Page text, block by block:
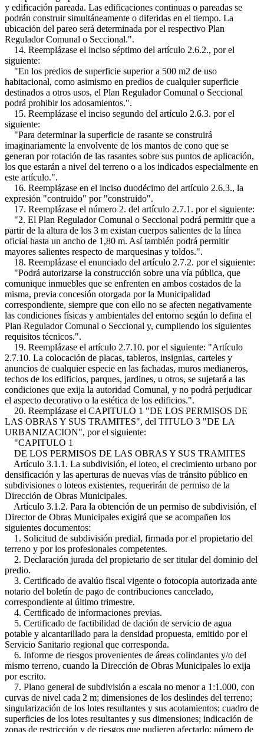
y edificación pareada. Las edificaciones continuas o pareadas se
podrán construir simultáneamente o diferidas en el tiempo. La
ubicación del pareo será determinada por el respectivo Plan
Regulador Comunal o Seccional.".
14. Reemplázase el inciso séptimo del artículo 2.6.2., por el
siguiente:
"En los predios de superficie superior a 500 m2 de uso
habitacional, como asimismo en predios de cualquier superficie
destinados a otros usos, el Plan Regulador Comunal o Seccional
podrá prohibir los adosamientos.".
15. Reemplázase el inciso segundo del artículo 2.6.3. por el
siguiente:
"Para determinar la superficie de rasante se construirá
imaginariamente la envolvente de los mantos de cono que se
generan por rotación de las rasantes sobre sus puntos de aplicación,
los que estarán a nivel del terreno o a los indicados especialmente en
este artículo.".
16. Reemplázase en el inciso duodécimo del artículo 2.6.3., la
expresión "contruido" por "construido".
17. Reemplázase el número 2. del artículo 2.7.1. por el siguiente:
"2. El Plan Regulador Comunal o Seccional podrá permitir que a
partir de la altura de los 3 m existan cuerpos salientes de la línea
oficial hasta un ancho de 1,80 m. Así también podrá permitir
mayores salientes respecto de marquesinas y toldos.".
18. Reemplázase el enunciado del artículo 2.7.2. por el siguiente:
"Podrá autorizarse la construcción sobre una vía pública, que
comunique inmuebles que se enfrenten en ambos costados de la
misma, previa concesión otorgada por la Municipalidad
correspondiente, siempre que con ello no se afecten negativamente
las condiciones físicas y ambientales del entorno según lo defina el
Plan Regulador Comunal o Seccional y, cumpliendo los siguientes
requisitos técnicos.".
19. Reemplázase el artículo 2.7.10. por el siguiente: "Artículo
2.7.10. La colocación de placas, tableros, insignias, carteles y
anuncios de cualquier especie en las fachadas, muros medianeros,
techos de los edificios, parques, jardines, u otros, se sujetará a las
condiciones que exija la autoridad Comunal, y no podrá perjudicar
el aspecto decorativo o la estética de los edificios.".
20. Reemplázase el CAPITULO 1 "DE LOS PERMISOS DE
LAS OBRAS Y SUS TRAMITES", del TITULO 3 "DE LA
URBANIZACION", por el siguiente:
"CAPITULO 1
DE LOS PERMISOS DE LAS OBRAS Y SUS TRAMITES
Artículo 3.1.1. La subdivisión, el loteo, el crecimiento urbano por
densificación y las aperturas de nuevas vías de tránsito público en
subdivisiones o loteos existentes, requerirán de permiso de la
Dirección de Obras Municipales.
Artículo 3.1.2. Para la obtención de un permiso de subdivisión, el
Director de Obras Municipales exigirá que se acompañen los
siguientes documentos:
1. Solicitud de subdivisión predial, firmada por el propietario del
terreno y por los profesionales competentes.
2. Declaración jurada del propietario de ser titular del dominio del
predio.
3. Certificado de avalúo fiscal vigente o fotocopia autorizada ante
notario del boletín de pago de contribuciones cancelado,
correspondiente al último trimestre.
4. Certificado de informaciones previas.
5. Certificado de factibilidad de dación de servicio de agua
potable y alcantarillado para la densidad propuesta, emitido por el
Servicio Sanitario regional que corresponda.
6. Informe de riesgos provenientes de áreas colindantes y/o del
mismo terreno, cuando la Dirección de Obras Municipales lo exija
por escrito.
7. Plano general de subdivisión a escala no menor a 1:1.000, con
curvas de nivel cada 2 m; dimensiones de los deslindes del terreno;
singularización de los lotes resultantes y sus acotamientos; cuadro de
superficies de los lotes resultantes y sus dimensiones; indicación de
zonas de restricción y de riesgos que pudieren afectarlo; número de